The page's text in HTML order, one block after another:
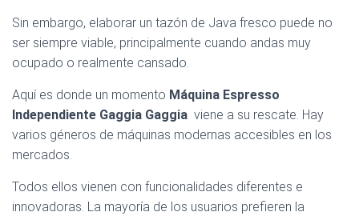
Sin embargo, elaborar un tazón de Java fresco puede no
ser siempre viable, principalmente cuando andas muy
ocupado o realmente cansado.
Aquí es donde un momento Máquina Espresso
Independiente Gaggia Gaggia viene a su rescate. Hay
varios géneros de máquinas modernas accesibles en los
mercados.
Todos ellos vienen con funcionalidades diferentes e
innovadoras. La mayoría de los usuarios prefieren la